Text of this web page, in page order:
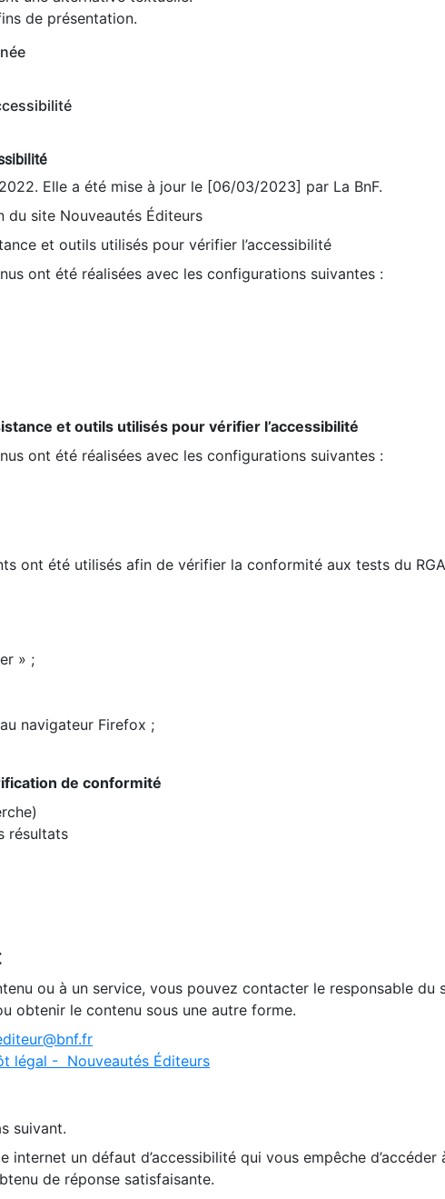
de présentation.
Elle a été mise à jour le [06/03/2023] par La BnF.
du site Nouveautés Éditeurs
et outils utilisés pour vérifier l’accessibilité
ont été réalisées avec les configurations suivantes :
et outils utilisés pour vérifier l’accessibilité
ont été réalisées avec les configurations suivantes :
ont été utilisés afin de vérifier la conformité aux tests du
» ;
navigateur Firefox ;
de conformité
résultats
ou à un service, vous pouvez contacter le responsable
obtenir le contenu sous une autre forme.
légal - Nouveautés Éditeurs
suivant.
internet un défaut d’accessibilité qui vous empêche
de réponse satisfaisante.